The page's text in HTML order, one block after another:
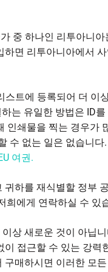
중 하나인 리투아니아
면 리투아니아에서
스트에 등록되어 더 이
는 유일한 방법은 ID를
인쇄물을 찍는 경우가
수 없는 일은 없습니다
여권.
하를 재식별할 정부
희에게 연락하실 수 있
상 새로운 것이 아닙니
접근할 수 있는 강력
매하시면 이러한 모